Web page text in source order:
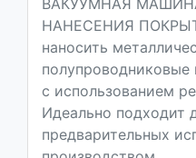
НАНЕСЕНИЯ
наносить
полупроводниковые
с использованием
Идеально подходит
предварительных